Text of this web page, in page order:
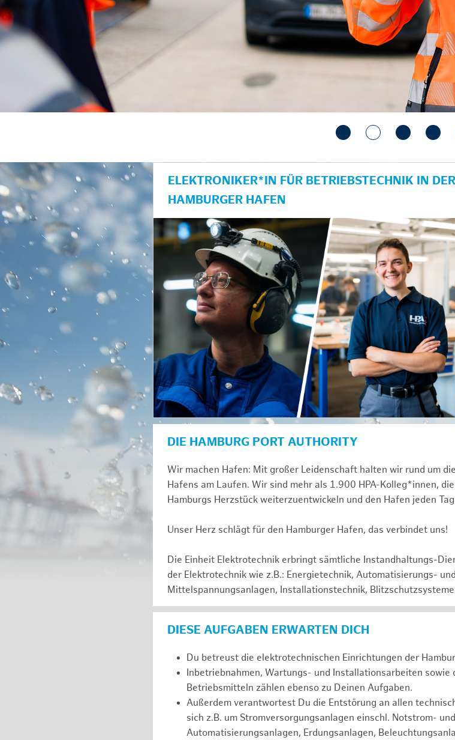
anzeigen/schließen
ELEKTRONIKER*IN FÜR BETRIEBSTECHNIK IN DER
AMBURGER HAFEN
DIE HAMBURG PORT AUTHORITY
Wir machen Hafen: Mit großer Leidenschaft halten wir rund um
Hafens am Laufen. Wir sind mehr als 1.900 HPA-Kolleg*innen,
Hamburgs Herzstück weiterzuentwickeln und den Hafen jeden
Unser Herz schlägt für den Hamburger Hafen, das verbindet uns!
Die Einheit Elektrotechnik erbringt sämtliche Instandhaltungs-
der Elektrotechnik wie z.B.: Energietechnik, Automatisierungs-
Mittelspannungsanlagen, Installationstechnik,
DIESE AUFGABEN ERWARTEN DICH
Du betreust die elektrotechnischen Einrichtungen der
Inbetriebnahmen, Wartungs- und Installationsarbeiten sowie
Betriebsmitteln zählen ebenso zu Deinen Aufgaben.
Außerdem verantwortest Du die Entstörung an allen
sich z.B. um Stromversorgungsanlagen einschl. Notstrom-
Automatisierungsanlagen, Erdungsanlagen,